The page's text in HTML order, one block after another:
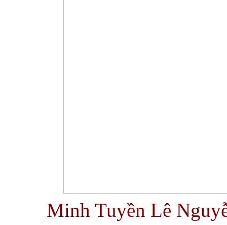
Minh Tuyền Lê